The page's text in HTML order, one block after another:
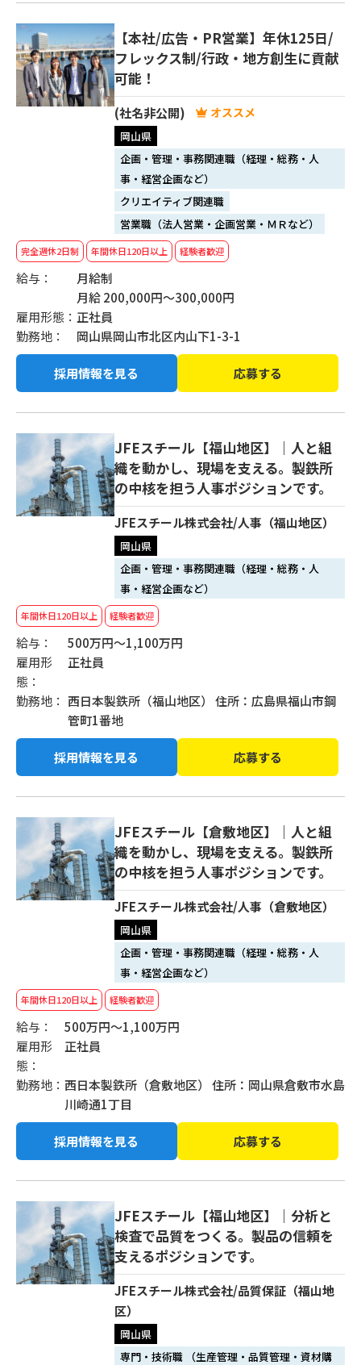
【本社/広告・PR営業】年休125日/
フレックス制/行政・地方創生に貢献
可能！
(社名非公開)
岡山県
企画・管理・事務関連職（経理・総務・人
事・経営企画など）
クリエイティブ関連職
営業職（法人営業・企画営業・ＭＲなど）
完全週休2日制 年間休日120日以上 経験者歓迎
給与：
月給制
月給 200,000円～300,000円
雇用形態： 正社員
勤務地：
岡山県岡山市北区内山下1-3-1
採用情報を見る 応募する
JFEスチール【福山地区】｜人と組
織を動かし、現場を支える。製鉄所
の中核を担う人事ポジションです。
JFEスチール株式会社/人事（福山地区）
岡山県
企画・管理・事務関連職（経理・総務・人
事・経営企画など）
年間休日120日以上 経験者歓迎
給与：
500万円～1,100万円
雇用形
態：
正社員
勤務地： 西日本製鉄所（福山地区） 住所：広島県福山市鋼
管町1番地
採用情報を見る 応募する
JFEスチール【倉敷地区】｜人と組
織を動かし、現場を支える。製鉄所
の中核を担う人事ポジションです。
JFEスチール株式会社/人事（倉敷地区）
岡山県
企画・管理・事務関連職（経理・総務・人
事・経営企画など）
年間休日120日以上 経験者歓迎
給与：
500万円～1,100万円
雇用形
態：
正社員
勤務地： 西日本製鉄所（倉敷地区） 住所：岡山県倉敷市水島
川崎通1丁目
採用情報を見る 応募する
JFEスチール【福山地区】｜分析と
検査で品質をつくる。製品の信頼を
支えるポジションです。
JFEスチール株式会社/品質保証（福山地
区）
岡山県
専門・技術職 （生産管理・品質管理・資材購